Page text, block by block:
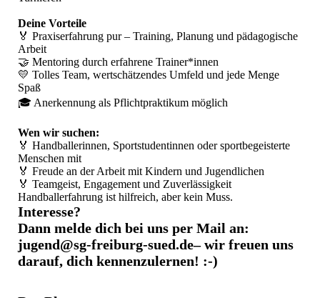
Deine Vorteile
🏅 Praxiserfahrung pur – Training, Planung und pädagogische
Arbeit
🤝 Mentoring durch erfahrene Trainer*innen
💛 Tolles Team, wertschätzendes Umfeld und jede Menge
Spaß
🎓 Anerkennung als Pflichtpraktikum möglich
Wen wir suchen:
🏅 Handballerinnen, Sportstudentinnen oder sportbegeisterte
Menschen mit
🏅 Freude an der Arbeit mit Kindern und Jugendlichen
🏅 Teamgeist, Engagement und Zuverlässigkeit
Handballerfahrung ist hilfreich, aber kein Muss.
Interesse?
Dann melde dich bei uns per Mail an:
jugend@sg-freiburg-sued.de– wir freuen uns
darauf, dich kennenzulernen! :-)